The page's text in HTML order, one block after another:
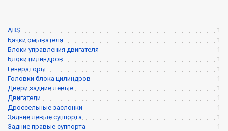
ABS
1
Бачки омывателя
1
Блоки управления двигателя
1
Блоки цилиндров
1
Генераторы
1
Головки блока цилиндров
1
Двери задние левые
1
Двигатели
1
Дроссельные заслонки
1
Задние левые суппорта
1
Задние правые суппорта
1